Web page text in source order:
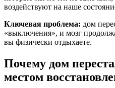
воздействуют на наше
Ключевая проблема: дом
«выключения», и мозг
вы физически отдыхаете.
Почему дом
местом